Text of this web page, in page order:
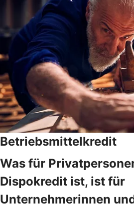
Betriebsmittelkredit
Was für
Dispokredit ist, ist für
Unternehmerinnen